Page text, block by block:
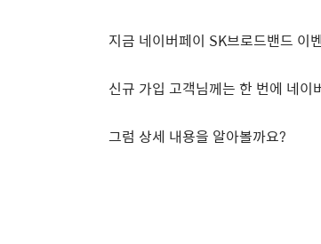
지금 네이버페이 SK브로드밴드 이
신규 가입 고객님께는 한 번에 네이
그럼 상세 내용을 알아볼까요?